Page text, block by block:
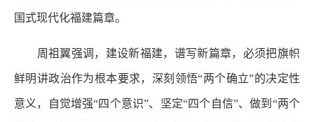
国式现代化福建篇章。
周祖翼强调，建设新福建，谱写新篇章，必须把旗帜
鲜明讲政治作为根本要求，深刻领悟“两个确立”的决定性
意义，自觉增强“四个意识”、坚定“四个自信”、做到“两个